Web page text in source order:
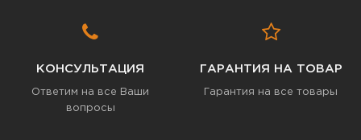
КОНСУЛЬТАЦИЯ
Ответим на все Ваши
вопросы
ГАРАНТИЯ НА ТОВАР
Гарантия на все товары